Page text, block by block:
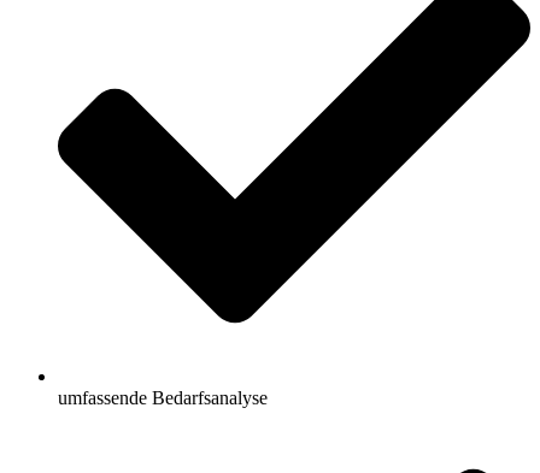
umfassende Bedarfsanalyse